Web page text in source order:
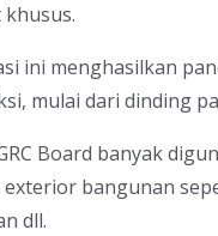
ini menghasilkan
mulai dari dinding
Board banyak
exterior bangunan
dll.